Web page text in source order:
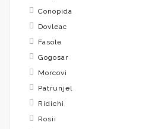
Conopida
Dovleac
Fasole
Gogosar
Morcovi
Patrunjel
Ridichi
Rosii